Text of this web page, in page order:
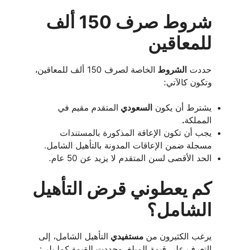
شروط صرف 150 ألف
للمعاقين
حددت الشروط
الخاصة لصرف 150 ألف للمعاقين،
وتكون كالآتي:
يشترط أن يكون السعودي المتقدم مقيم في
المملكة.
يجب أن تكون الإعاقة المذكورة بالمستندات
مسجلة ضمن الإعاقات المدونة بالتأهيل الشامل.
الحد الأقصى لسن المتقدم لا يزيد عن 50 عام.
كم يعطوني قرض التأهيل
الشامل؟
يرغب الكثيرون من مستفيدي التأهيل الشامل، إلى